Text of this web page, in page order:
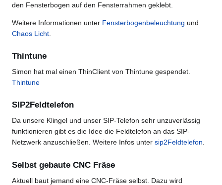
den Fensterbogen auf den Fensterrahmen geklebt.
Weitere Informationen unter Fensterbogenbeleuchtung und
Chaos Licht
Thintune
Simon hat mal einen ThinClient von Thintune gespendet.
Thintune
SIP2Feldtelefon
Da unsere Klingel und unser SIP-Telefon sehr unzuverlässig
funktionieren gibt es die Idee die Feldtelefon an das SIP-
Netzwerk anzuschließen. Weitere Infos unter sip2Feldtelefon.
Selbst gebaute CNC Fräse
Aktuell baut jemand eine CNC-Fräse selbst. Dazu wird